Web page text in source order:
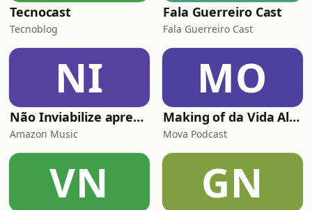
Tecnocast
Tecnoblog
Fala Guerreiro Cast
Fala Guerreiro Cast
NI
Não Inviabilize apresenta: Histórias da Firma
Amazon Music
MO
Making of da Vida Alheia - Mova
Mova Podcast
VN GN